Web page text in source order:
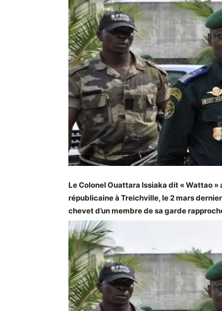
Le Colonel Ouattara Issiaka dit « Wattao
républicaine à Treichville, le 2 mars
chevet d’un membre de sa garde